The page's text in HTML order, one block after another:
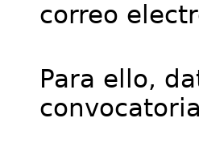
correo
Para ello,